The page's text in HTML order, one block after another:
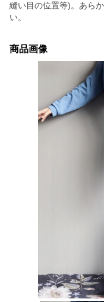
縫い目の位置等)。あら
い。
商品画像